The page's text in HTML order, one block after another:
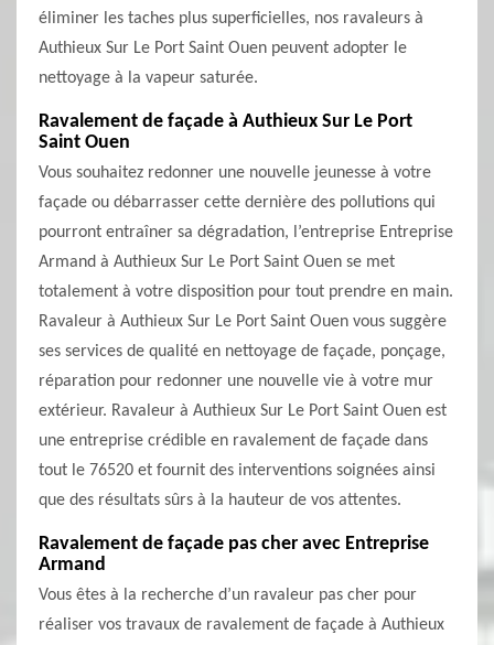
éliminer les taches plus superficielles, nos ravaleurs à
Authieux Sur Le Port Saint Ouen peuvent adopter le
nettoyage à la vapeur saturée.
Ravalement de façade à Authieux Sur Le Port
Saint Ouen
Vous souhaitez redonner une nouvelle jeunesse à votre
façade ou débarrasser cette dernière des pollutions qui
pourront entraîner sa dégradation, l’entreprise Entreprise
Armand à Authieux Sur Le Port Saint Ouen se met
totalement à votre disposition pour tout prendre en main.
Ravaleur à Authieux Sur Le Port Saint Ouen vous suggère
ses services de qualité en nettoyage de façade, ponçage,
réparation pour redonner une nouvelle vie à votre mur
extérieur. Ravaleur à Authieux Sur Le Port Saint Ouen est
une entreprise crédible en ravalement de façade dans
tout le 76520 et fournit des interventions soignées ainsi
que des résultats sûrs à la hauteur de vos attentes.
Ravalement de façade pas cher avec Entreprise
Armand
Vous êtes à la recherche d’un ravaleur pas cher pour
réaliser vos travaux de ravalement de façade à Authieux